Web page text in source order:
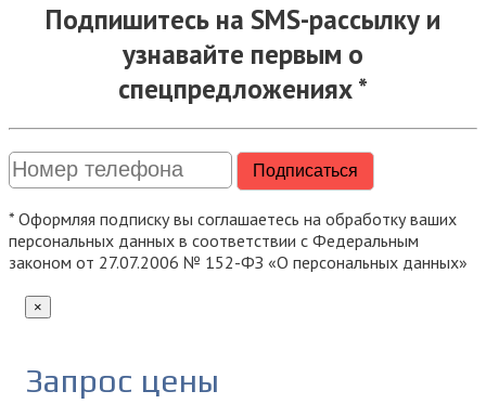
Подпишитесь на SMS-рассылку и
узнавайте первым о
спецпредложениях *
* Оформляя подписку вы соглашаетесь на обработку ваших
персональных данных в соответствии с Федеральным
законом от 27.07.2006 № 152-ФЗ «О персональных данных»
×
Запрос цены